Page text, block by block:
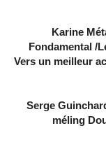
[1] – Karine
Fondamental /
Vers un meilleur
[2] – Serge
méling